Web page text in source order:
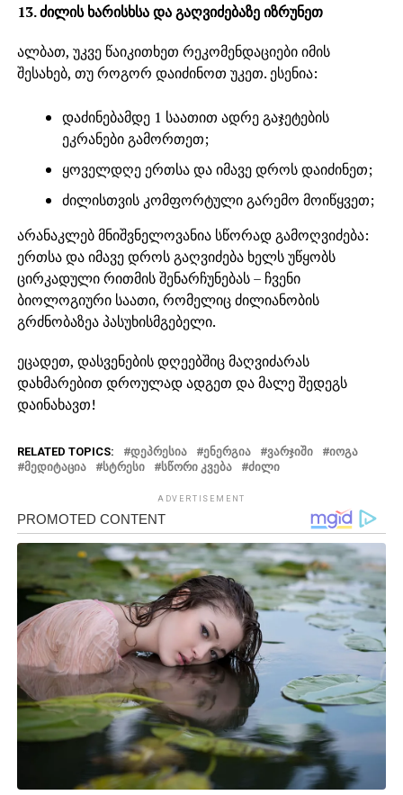
13. ძილის ხარისხსა და გაღვიძებაზე იზრუნეთ
ალბათ, უკვე წაიკითხეთ რეკომენდაციები იმის
შესახებ, თუ როგორ დაიძინოთ უკეთ. ესენია:
დაძინებამდე 1 საათით ადრე გაჯეტების
ეკრანები გამორთეთ;
ყოველდღე ერთსა და იმავე დროს დაიძინეთ;
ძილისთვის კომფორტული გარემო მოიწყვეთ;
არანაკლებ მნიშვნელოვანია სწორად გამოღვიძება:
ერთსა და იმავე დროს გაღვიძება ხელს უწყობს
ცირკადული რითმის შენარჩუნებას – ჩვენი
ბიოლოგიური საათი, რომელიც ძილიანობის
გრძნობაზეა პასუხისმგებელი.
ეცადეთ, დასვენების დღეებშიც მაღვიძარას
დახმარებით დროულად ადგეთ და მალე შედეგს
დაინახავთ!
RELATED TOPICS: ᲓᲔᲞᲠᲔᲡᲘᲐ ᲔᲜᲔᲠᲒᲘᲐ ᲕᲐᲠᲯᲘᲨᲘ
ᲘᲝᲒᲐ
ᲛᲔᲓᲘᲢᲐᲪᲘᲐ
ᲡᲢᲠᲔᲡᲘ ᲡᲬᲝᲠᲘ ᲙᲕᲔᲑᲐ ᲫᲘᲚᲘ
ADVERTISEMENT